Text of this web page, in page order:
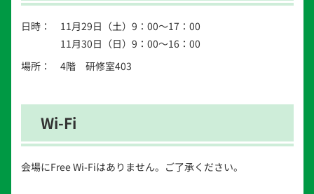
日時：
11月29日（土）9：00～17：00
11月30日（日）9：00～16：00
場所：
4階 研修室403
Wi-Fi
会場にFree Wi-Fiはありません。ご了承ください。